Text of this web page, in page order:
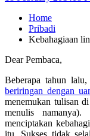
Home
Pribadi
Kebahagiaan
Dear Pembaca,
Beberapa tahun
beriringan dengan
menemukan tulisan
menulis
menciptakan
itu. Sukses tidak